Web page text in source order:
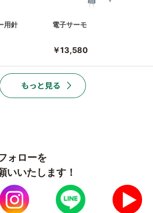
用針 電子サーモ
￥13,580
ォローを
いいたします！